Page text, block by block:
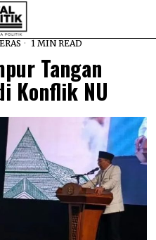
1 MIN READ
Tangan
Konflik NU